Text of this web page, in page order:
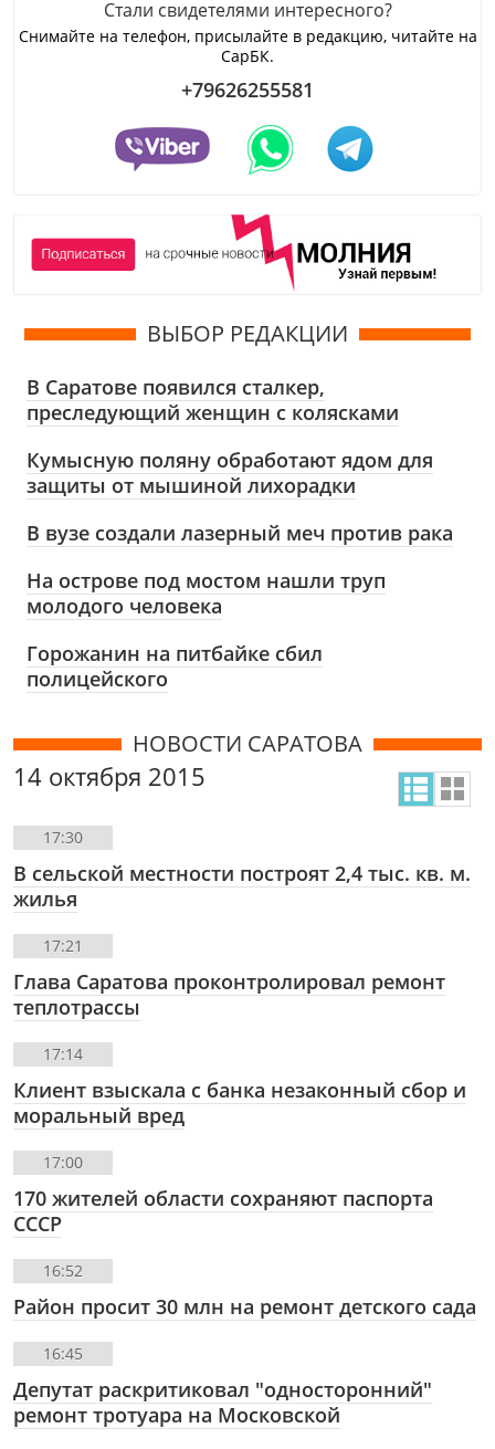
Стали свидетелями интересного?
Снимайте на телефон, присылайте в редакцию, читайте на
СарБК.
+79626255581
ВЫБОР РЕДАКЦИИ
В Саратове появился сталкер,
преследующий женщин с колясками
Кумысную поляну обработают ядом для
защиты от мышиной лихорадки
В вузе создали лазерный меч против рака
На острове под мостом нашли труп
молодого человека
Горожанин на питбайке сбил
полицейского
НОВОСТИ САРАТОВА
14 октября 2015
17:30
В сельской местности построят 2,4 тыс. кв. м.
жилья
17:21
Глава Саратова проконтролировал ремонт
теплотрассы
17:14
Клиент взыскала с банка незаконный сбор и
моральный вред
17:00
170 жителей области сохраняют паспорта
СССР
16:52
Район просит 30 млн на ремонт детского сада
16:45
Депутат раскритиковал "односторонний"
ремонт тротуара на Московской